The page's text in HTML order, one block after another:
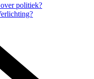
politiek?